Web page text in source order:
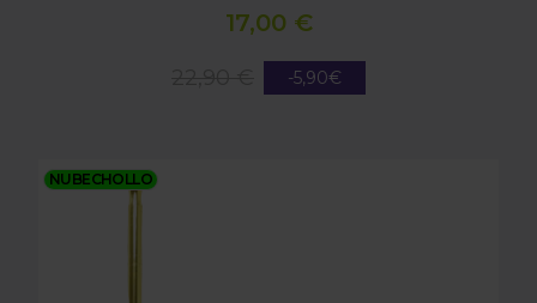
17,00 €
-5,90€
NUBECHOLLO
MANGUERA + BOQUILLA OLD BOWL FLUX -